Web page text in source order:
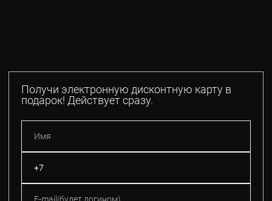
Получи электронную дисконтную карту в
подарок! Действует сразу.